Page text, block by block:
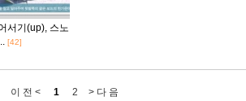
서기(up), 스노
[42]
이 전 < 1 2 > 다 음